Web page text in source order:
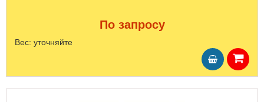
По запросу
Вес: уточняйте